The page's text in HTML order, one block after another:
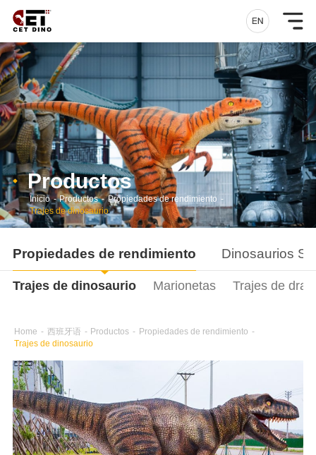
Productos
Inicio - Productos - Propiedades de rendimiento -
Trajes de dinosaurio
Propiedades de rendimiento Dinosaurios
Trajes de dinosaurio Marionetas Trajes de
Home - 西班牙语 - Productos - Propiedades de rendimiento -
Trajes de dinosaurio